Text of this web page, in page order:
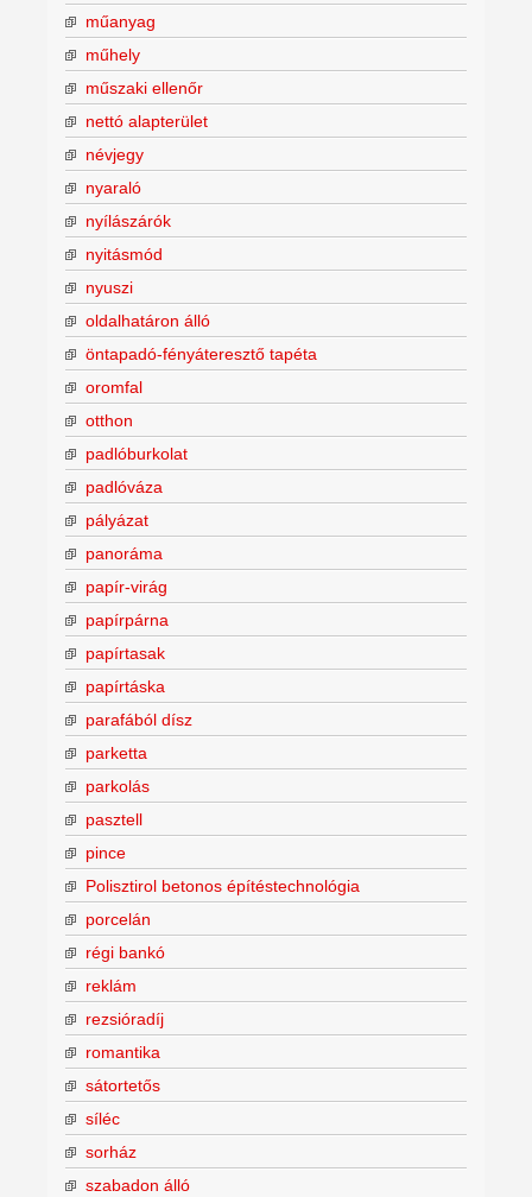
műanyag
műhely
műszaki ellenőr
nettó alapterület
névjegy
nyaraló
nyílászárók
nyitásmód
nyuszi
oldalhatáron álló
öntapadó-fényáteresztő tapéta
oromfal
otthon
padlóburkolat
padlóváza
pályázat
panoráma
papír-virág
papírpárna
papírtasak
papírtáska
parafából dísz
parketta
parkolás
pasztell
pince
Polisztirol betonos építéstechnológia
porcelán
régi bankó
reklám
rezsióradíj
romantika
sátortetős
síléc
sorház
szabadon álló